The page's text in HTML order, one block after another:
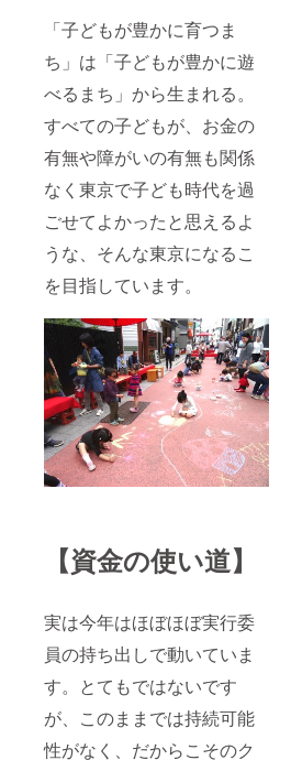
「子どもが豊かに育つま
ち」は「子どもが豊かに遊
べるまち」から生まれる。
すべての子どもが、お金の
有無や障がいの有無も関係
なく東京で子ども時代を過
ごせてよかったと思えるよ
うな、そんな東京になるこ
を目指しています。
【資金の使い道】
実は今年はほぼほぼ実行委
員の持ち出しで動いていま
す。とてもではないです
が、このままでは持続可能
性がなく、だからこそのク